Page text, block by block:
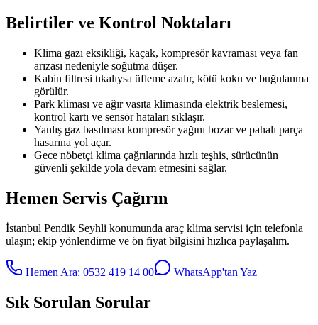
Belirtiler ve Kontrol Noktaları
Klima gazı eksikliği, kaçak, kompresör kavraması veya fan
arızası nedeniyle soğutma düşer.
Kabin filtresi tıkalıysa üfleme azalır, kötü koku ve buğulanma
görülür.
Park kliması ve ağır vasıta klimasında elektrik beslemesi,
kontrol kartı ve sensör hataları sıklaşır.
Yanlış gaz basılması kompresör yağını bozar ve pahalı parça
hasarına yol açar.
Gece nöbetçi klima çağrılarında hızlı teşhis, sürücünün
güvenli şekilde yola devam etmesini sağlar.
Hemen Servis Çağırın
İstanbul Pendik Seyhli konumunda araç klima servisi için telefonla
ulaşın; ekip yönlendirme ve ön fiyat bilgisini hızlıca paylaşalım.
Hemen Ara: 0532 419 14 00 WhatsApp'tan Yaz
Sık Sorulan Sorular